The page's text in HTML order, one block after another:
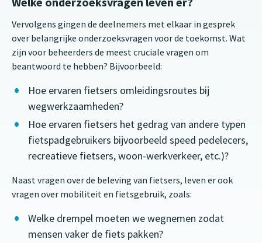
Vervolgens gingen de deelnemers met elkaar in gesprek
over belangrijke onderzoeksvragen voor de toekomst. Wat
zijn voor beheerders de meest cruciale vragen om
beantwoord te hebben? Bijvoorbeeld:
Hoe ervaren fietsers omleidingsroutes bij
wegwerkzaamheden?
Hoe ervaren fietsers het gedrag van andere typen
fietspadgebruikers bijvoorbeeld speed pedelecers,
recreatieve fietsers, woon-werkverkeer, etc.)?
Naast vragen over de beleving van fietsers, leven er ook
vragen over mobiliteit en fietsgebruik, zoals:
Welke drempel moeten we wegnemen zodat
mensen vaker de fiets pakken?